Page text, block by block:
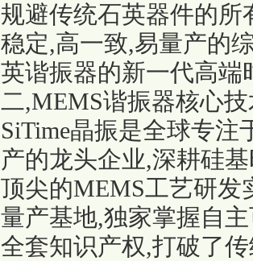
规避传统石英器件的所
稳定,高一致,易量产的
英谐振器的新一代高端
二,MEMS谐振器核心
SiTime晶振是全球专注
产的龙头企业,深耕硅
顶尖的MEMS工艺研发
量产基地,独家掌握自
全套知识产权,打破了